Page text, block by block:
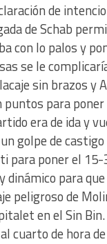
de
de Schab
con lo palos y
se le
sin brazos y
para
era de ida y
golpe de
para poner el
dinámico para
peligroso de
en el Sin
cuarto de hora